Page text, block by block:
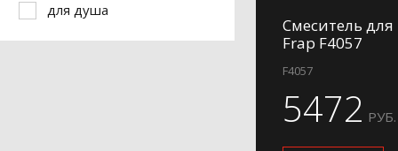
для душа
Смеситель для
Frap F4057
F4057
5472 РУБ.